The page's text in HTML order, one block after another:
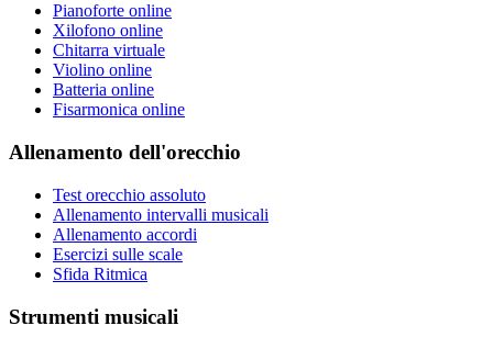
Pianoforte online
Xilofono online
Chitarra virtuale
Violino online
Batteria online
Fisarmonica online
Allenamento dell'orecchio
Test orecchio assoluto
Allenamento intervalli musicali
Allenamento accordi
Esercizi sulle scale
Sfida Ritmica
Strumenti musicali